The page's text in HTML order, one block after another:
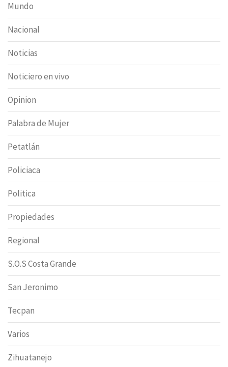
Mundo
Nacional
Noticias
Noticiero en vivo
Opinion
Palabra de Mujer
Petatlán
Policiaca
Politica
Propiedades
Regional
S.O.S Costa Grande
San Jeronimo
Tecpan
Varios
Zihuatanejo